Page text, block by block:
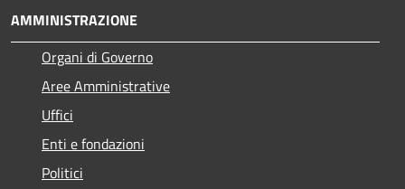
AMMINISTRAZIONE
Organi di Governo
Aree Amministrative
Uffici
Enti e fondazioni
Politici